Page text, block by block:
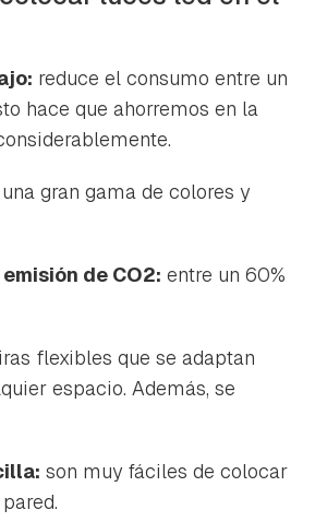
reduce el consumo entre un
hace que ahorremos en la
gran gama de colores y
de CO2: entre un 60%
flexibles que se adaptan
espacio. Además, se
son muy fáciles de colocar